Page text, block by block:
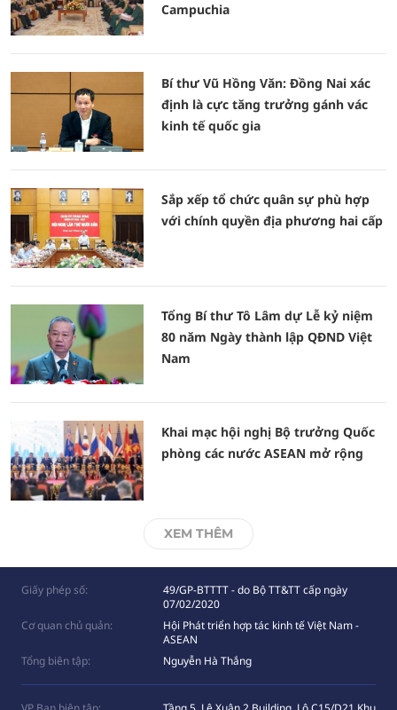
Campuchia
Bí thư Vũ Hồng Văn: Đồng Nai xác
định là cực tăng trưởng gánh vác
kinh tế quốc gia
Sắp xếp tổ chức quân sự phù hợp
với chính quyền địa phương hai cấp
Tổng Bí thư Tô Lâm dự Lễ kỷ niệm
80 năm Ngày thành lập QĐND Việt
Nam
Khai mạc hội nghị Bộ trưởng Quốc
phòng các nước ASEAN mở rộng
XEM THÊM
Giấy phép số:
49/GP-BTTTT - do Bộ TT&TT cấp ngày
07/02/2020
Cơ quan chủ quản:
Hội Phát triển hợp tác kinh tế Việt Nam -
ASEAN
Tổng biên tập:
Nguyễn Hà Thắng